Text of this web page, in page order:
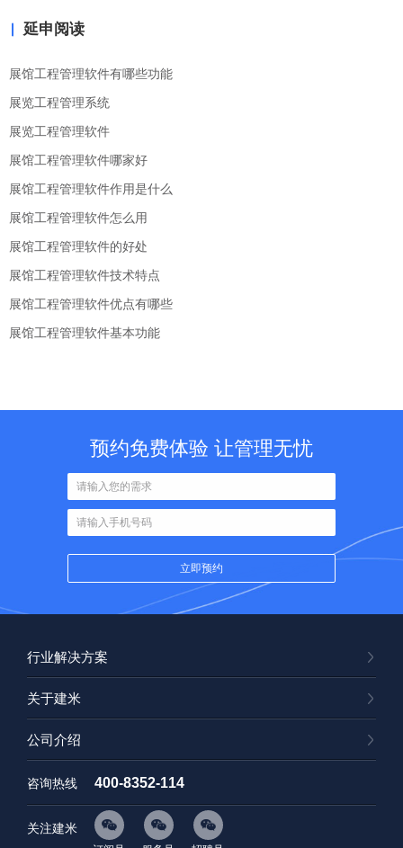
延申阅读
展馆工程管理软件有哪些功能
展览工程管理系统
展览工程管理软件
展馆工程管理软件哪家好
展馆工程管理软件作用是什么
展馆工程管理软件怎么用
展馆工程管理软件的好处
展馆工程管理软件技术特点
展馆工程管理软件优点有哪些
展馆工程管理软件基本功能
预约免费体验 让管理无忧
行业解决方案
关于建米
公司介绍
咨询热线 400-8352-114
关注建米